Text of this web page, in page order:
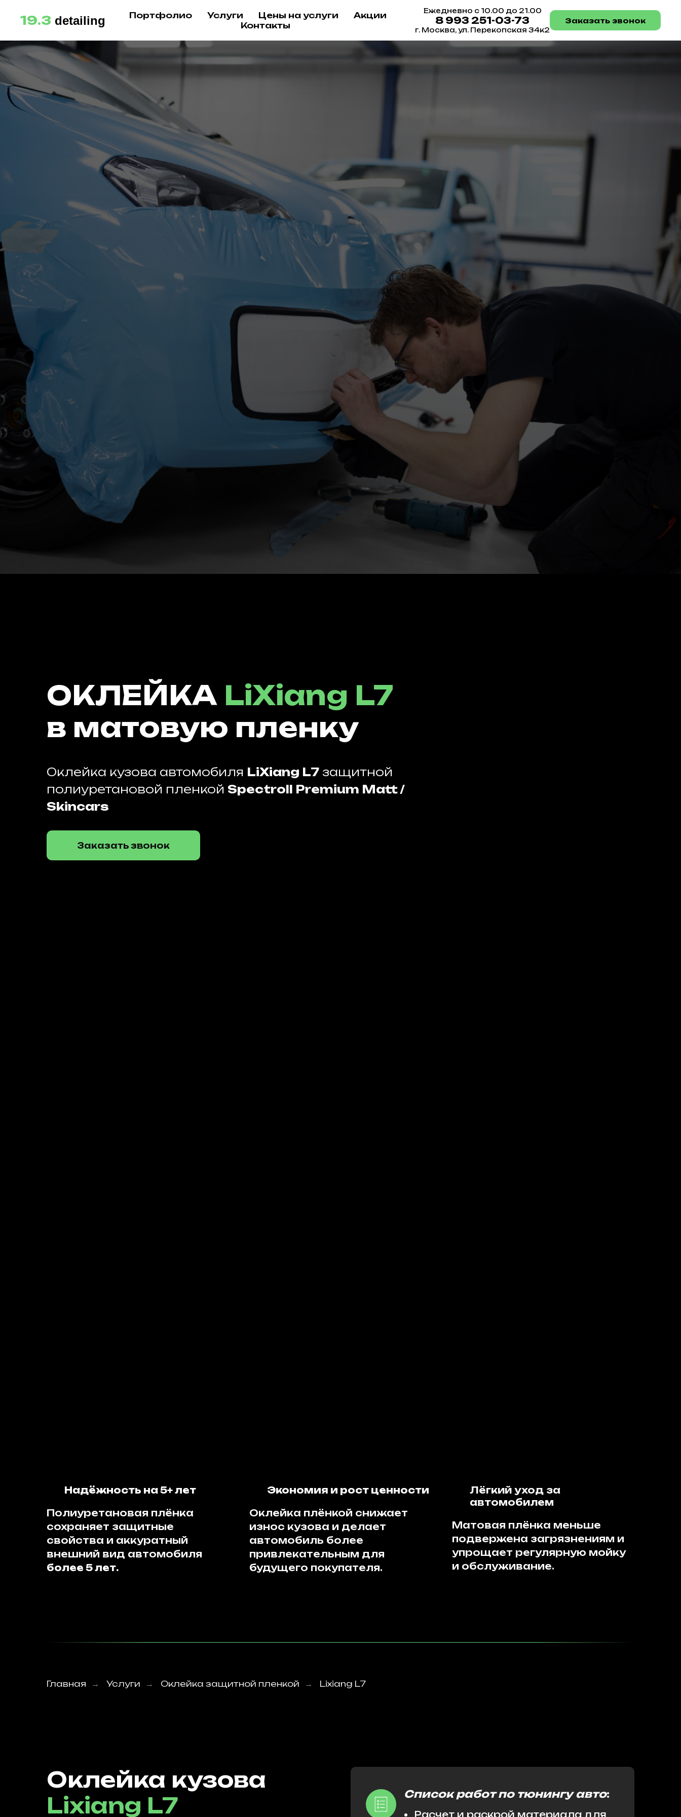
19.3 detailing Портфолио Услуги Цены на услуги
Акции
Контакты
Ежедневно с 10.00 до 21.00
8 993 251-03-73
г. Москва, ул. Перекопская 34к2
Заказать звонок
ОКЛЕЙКА LiXiang L7
в матовую пленку
Оклейка кузова автомобиля LiXiang L7 защитной
полиуретановой пленкой Spectroll Premium Matt /
Skincars
Заказать звонок
Надёжность на 5+ лет
Полиуретановая плёнка
сохраняет защитные
свойства и аккуратный
внешний вид автомобиля
более 5 лет.
Экономия и рост ценности
Оклейка плёнкой снижает
износ кузова и делает
автомобиль более
привлекательным для
будущего покупателя.
Лёгкий уход за
автомобилем
Матовая плёнка меньше
подвержена загрязнениям и
упрощает регулярную мойку
и обслуживание.
Главная → Услуги → Оклейка защитной пленкой → Lixiang L7
Оклейка кузова
Lixiang L7
Список работ по тюнингу авто:
Расчет и раскрой материала для